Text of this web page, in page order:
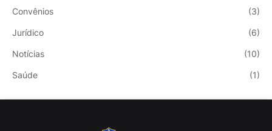
Convênios (3)
Jurídico (6)
Notícias (10)
Saúde (1)